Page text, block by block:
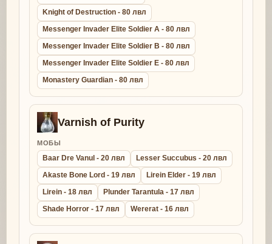
Knight of Destruction - 80 лвл
Messenger Invader Elite Soldier A - 80 лвл
Messenger Invader Elite Soldier B - 80 лвл
Messenger Invader Elite Soldier E - 80 лвл
Monastery Guardian - 80 лвл
Varnish of Purity
МОБЫ
Baar Dre Vanul - 20 лвл
Lesser Succubus - 20 лвл
Akaste Bone Lord - 19 лвл
Lirein Elder - 19 лвл
Lirein - 18 лвл
Plunder Tarantula - 17 лвл
Shade Horror - 17 лвл
Wererat - 16 лвл